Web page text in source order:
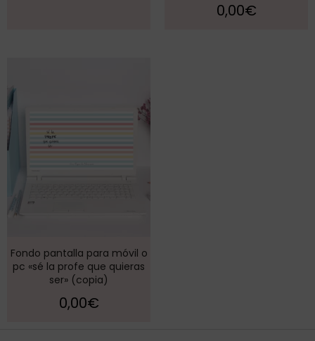
0,00€
Fondo pantalla para móvil o
pc «sé la profe que quieras
ser» (copia)
0,00€